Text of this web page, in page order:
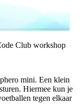
Club workshop
mini. Een klein
Hiermee kun je
tegen elkaar